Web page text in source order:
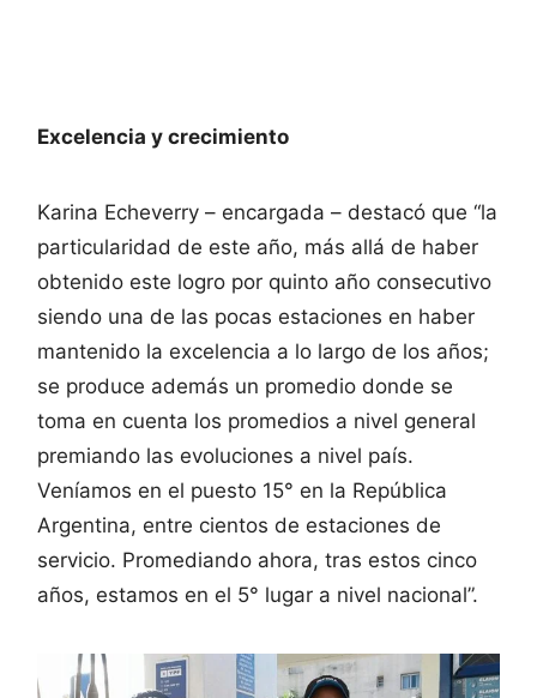
Excelencia y crecimiento
Karina Echeverry – encargada – destacó que “la
particularidad de este año, más allá de haber
obtenido este logro por quinto año consecutivo
siendo una de las pocas estaciones en haber
mantenido la excelencia a lo largo de los años;
se produce además un promedio donde se
toma en cuenta los promedios a nivel general
premiando las evoluciones a nivel país.
Veníamos en el puesto 15° en la República
Argentina, entre cientos de estaciones de
servicio. Promediando ahora, tras estos cinco
años, estamos en el 5° lugar a nivel nacional”.